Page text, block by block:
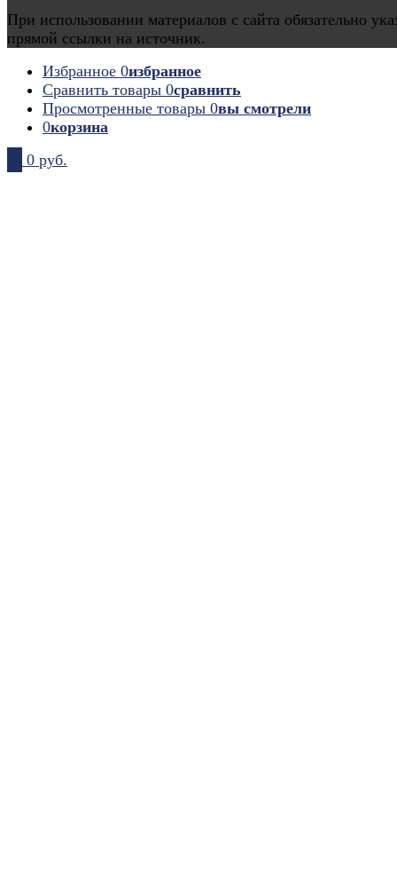
При использовании материалов с сайта обязательно
прямой ссылки на источник.
Избранное 0избранное
Сравнить товары 0сравнить
Просмотренные товары 0вы смотрели
0корзина
0 руб.